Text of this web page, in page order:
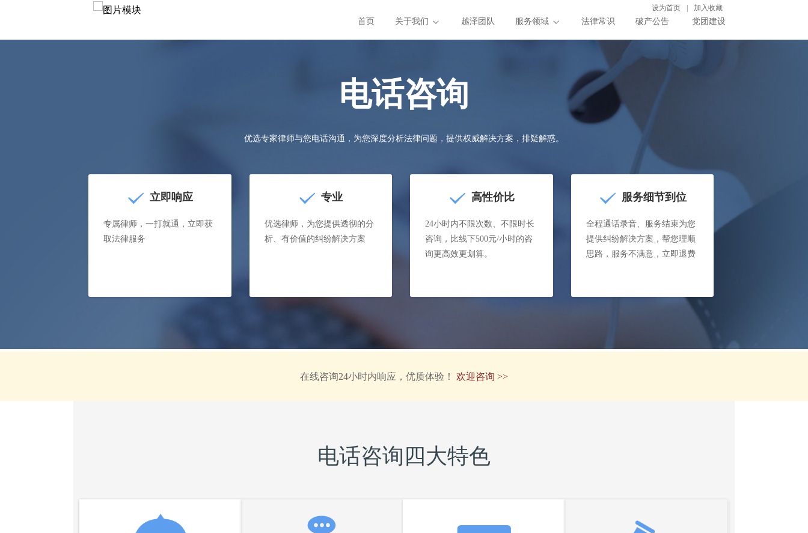
设为首页 加入收藏
首页 关于我们 越泽团队 服务领域 法律常识 破产公告 党团建设
电话咨询四大特色
电话咨询
优选专家律师与您电话沟通，为您深度分析法律问题，提供权威解决方案，排疑解惑。
立即响应
专属律师，一打就通，立即获
取法律服务
专业
优选律师，为您提供透彻的分
析、有价值的纠纷解决方案
高性价比
24小时内不限次数、不限时长
咨询，比线下500元/小时的咨
询更高效更划算。
服务细节到位
全程通话录音、服务结束为您
提供纠纷解决方案，帮您理顺
思路，服务不满意，立即退费
在线咨询24小时内响应，优质体验！ 欢迎咨询 >>